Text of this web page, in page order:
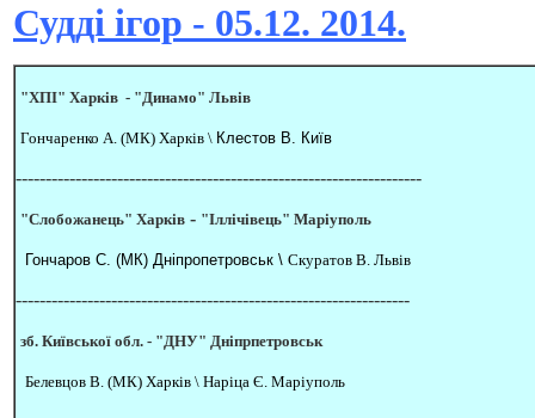
Судді ігор - 05.12. 2014.
"ХПІ" Харків - "Динамо" Львів
Гончаренко А. (МК) Харків \ Клестов В. Київ
--------------------------------------------------------------------
"Слобожанець" Харків - "Іллічівець" Маріуполь
Гончаров С. (МК) Дніпропетровськ \ Скуратов В. Львів
------------------------------------------------------------------
зб. Київської обл. - "ДНУ" Дніпрпетровськ
Белевцов В. (МК) Харків \ Наріца Є. Маріуполь